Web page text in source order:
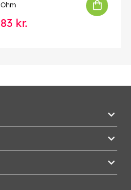
Ohm
83 kr.